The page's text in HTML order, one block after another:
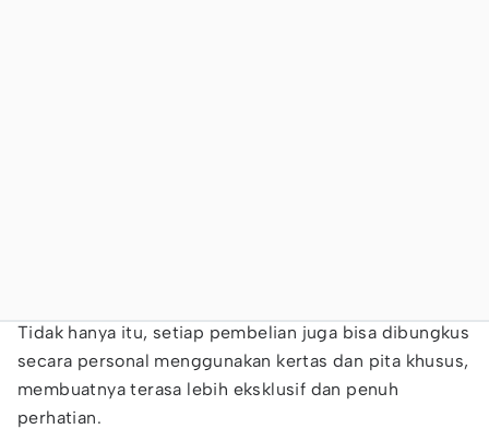
Tidak hanya itu, setiap pembelian juga bisa dibungkus
secara personal menggunakan kertas dan pita khusus,
membuatnya terasa lebih eksklusif dan penuh
perhatian.